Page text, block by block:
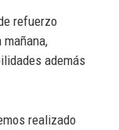
refuerzo
además
realizado